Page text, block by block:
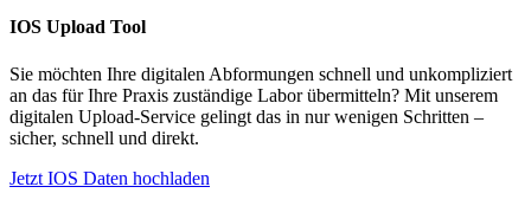
IOS Upload Tool
Sie möchten Ihre digitalen Abformungen schnell und unkompliziert
an das für Ihre Praxis zuständige Labor übermitteln? Mit unserem
digitalen Upload-Service gelingt das in nur wenigen Schritten –
sicher, schnell und direkt.
Jetzt IOS Daten hochladen